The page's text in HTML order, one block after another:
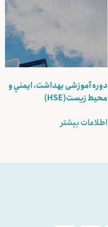
دوره آموزشی بهداشت، ايمني و
محيط زيست(HSE)
اطلاعات بیشتر